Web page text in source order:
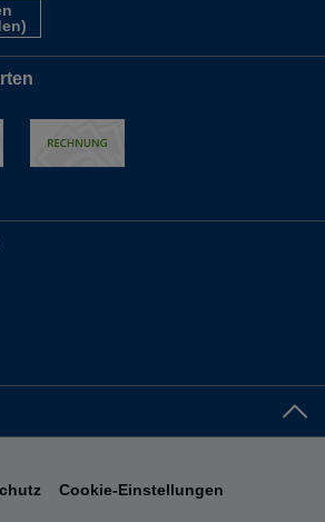
Cookie-Einstellungen